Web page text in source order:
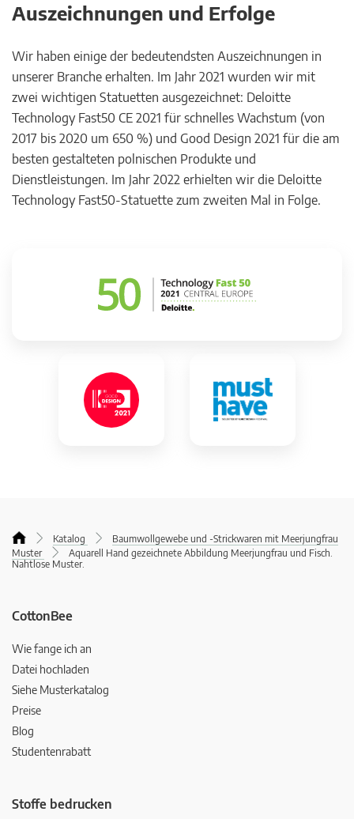
Auszeichnungen und Erfolge
Wir haben einige der bedeutendsten Auszeichnungen in
unserer Branche erhalten. Im Jahr 2021 wurden wir mit
zwei wichtigen Statuetten ausgezeichnet: Deloitte
Technology Fast50 CE 2021 für schnelles Wachstum (von
2017 bis 2020 um 650 %) und Good Design 2021 für die am
besten gestalteten polnischen Produkte und
Dienstleistungen. Im Jahr 2022 erhielten wir die Deloitte
Technology Fast50-Statuette zum zweiten Mal in Folge.
Katalog
Baumwollgewebe und -Strickwaren mit Meerjungfrau
Muster
Aquarell Hand gezeichnete Abbildung Meerjungfrau und Fisch.
Nahtlose Muster.
CottonBee
Wie fange ich an
Datei hochladen
Siehe Musterkatalog
Preise
Blog
Studentenrabatt
Stoffe bedrucken